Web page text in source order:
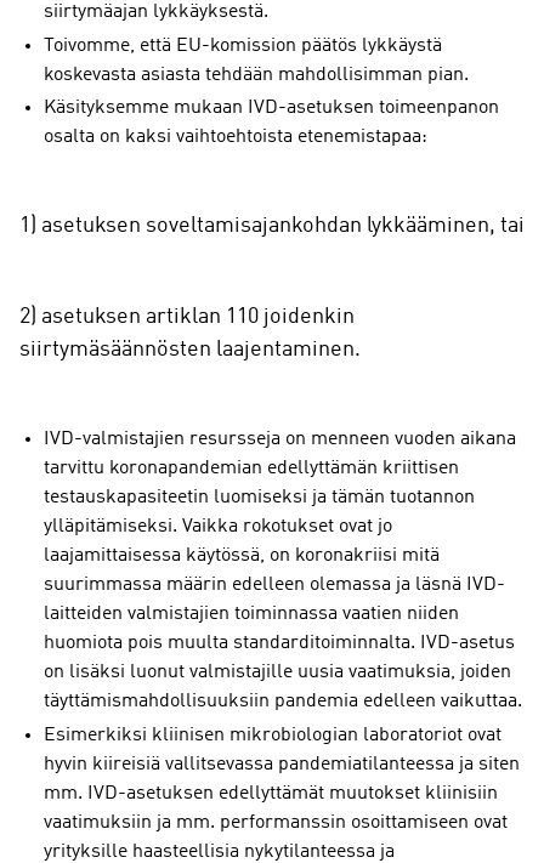
siirtymäajan lykkäyksestä.
Toivomme, että EU-komission päätös lykkäystä
koskevasta asiasta tehdään mahdollisimman pian.
Käsityksemme mukaan IVD-asetuksen toimeenpanon
osalta on kaksi vaihtoehtoista etenemistapaa:
1) asetuksen soveltamisajankohdan lykkääminen, tai
2) asetuksen artiklan 110 joidenkin
siirtymäsäännösten laajentaminen.
IVD-valmistajien resursseja on menneen vuoden aikana
tarvittu koronapandemian edellyttämän kriittisen
testauskapasiteetin luomiseksi ja tämän tuotannon
ylläpitämiseksi. Vaikka rokotukset ovat jo
laajamittaisessa käytössä, on koronakriisi mitä
suurimmassa määrin edelleen olemassa ja läsnä IVD-
laitteiden valmistajien toiminnassa vaatien niiden
huomiota pois muulta standarditoiminnalta. IVD-asetus
on lisäksi luonut valmistajille uusia vaatimuksia, joiden
täyttämismahdollisuuksiin pandemia edelleen vaikuttaa.
Esimerkiksi kliinisen mikrobiologian laboratoriot ovat
hyvin kiireisiä vallitsevassa pandemiatilanteessa ja siten
mm. IVD-asetuksen edellyttämät muutokset kliinisiin
vaatimuksiin ja mm. performanssin osoittamiseen ovat
yrityksille haasteellisia nykytilanteessa ja